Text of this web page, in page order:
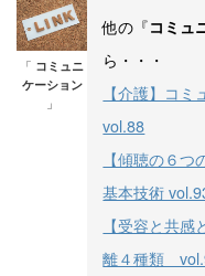
「 コミュニ
ケーション
」
他の『コミュ
ら・・・
【介護】コ
vol.88
【傾聴の６
基本技術
【受容と共
離４種類